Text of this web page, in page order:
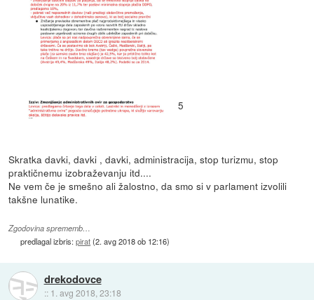
5
Skratka davki, davki , davki, administracija, stop turizmu, stop
praktičnemu izobraževanju itd....
Ne vem če je smešno ali žalostno, da smo si v parlament izvolili
takšne lunatike.
Zgodovina sprememb…
predlagal izbris:pirat(2. avg 2018 ob 12:16)
drekodovce
:: 1. avg 2018, 23:18